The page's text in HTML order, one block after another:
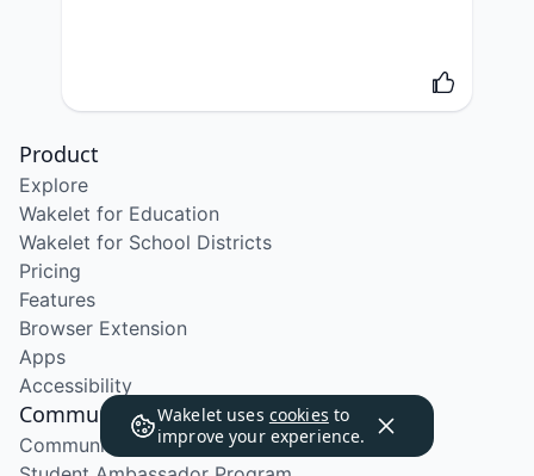
Wakelet uses cookies to
improve your experience.
Product
Explore
Wakelet for Education
Wakelet for School Districts
Pricing
Features
Browser Extension
Apps
Accessibility
Community
Community Program